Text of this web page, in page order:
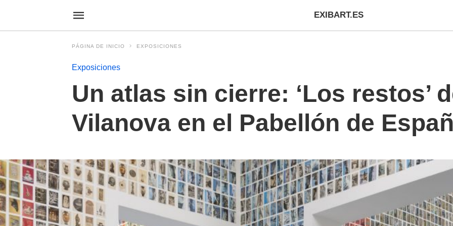
EXIBART.ES
PÁGINA DE INICIO EXPOSICIONES
Exposiciones
Un atlas sin cierre: ‘Los restos’
Vilanova en el Pabellón de